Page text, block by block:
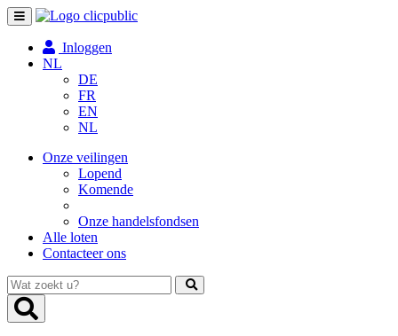
Toggle
navigation
Inloggen
NL
DE
FR
EN
NL
Onze veilingen
Lopend
Komende
Onze handelsfondsen
Alle loten
Contacteer ons
Wat
zoekt
u?